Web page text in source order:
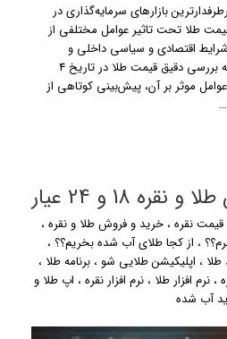
بازارهای سرمایه‌گذاری در
طلا تحت تاثیر عوامل مختلفی از
اقتصادی و سیاسی داخلی و
بین‌المللی قرار دارد. در این مقاله، به بررسی دقیق قیمت طلا در تاریخ 4
عوامل موثر بر آن، پیش‌بینی کوتاهی از
18 و 24 عیار
قیمت نقره، خرید و فروش طلا و نقره،
، از کجا طلای آب شده بخریم؟؟،
طلا ، اپلیکیشن طلایی شو ، برنامه طلا ،
، نرم افزار طلا ، نرم افزار نقره، اپ طلا و
آب شده